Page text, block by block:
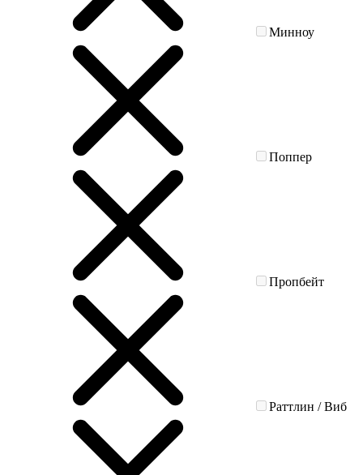
Минноу
Поппер
Пропбейт
Раттлин / Виб